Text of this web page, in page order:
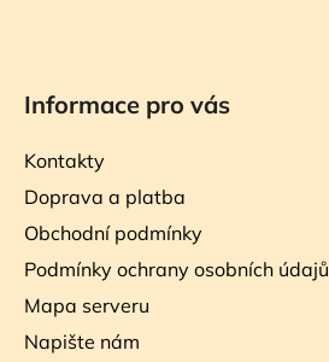
Informace pro vás
Kontakty
Doprava a platba
Obchodní podmínky
Podmínky ochrany osobních údajů
Mapa serveru
Napište nám